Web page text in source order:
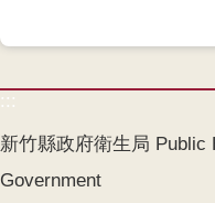
政
資
公
:::
新竹縣政府衛生局 Public
Government